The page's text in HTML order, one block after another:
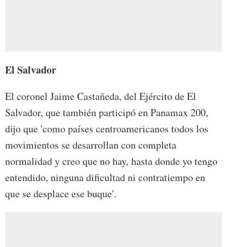
El Salvador
El coronel Jaime Castañeda, del Ejército de El
Salvador, que también participó en Panamax 200,
dijo que 'como países centroamericanos todos los
movimientos se desarrollan con completa
normalidad y creo que no hay, hasta donde yo tengo
entendido, ninguna dificultad ni contratiempo en
que se desplace ese buque'.